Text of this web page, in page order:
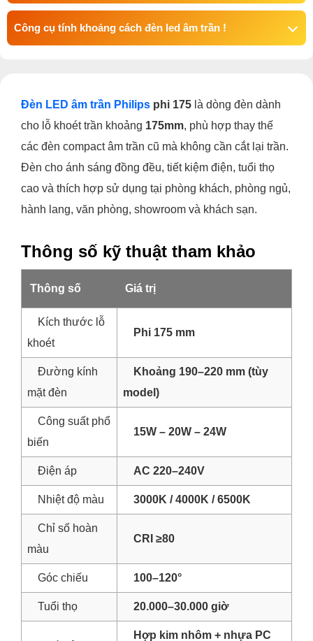
Công cụ tính khoảng cách đèn led âm trần !
Đèn LED âm trần Philips phi 175 là dòng đèn dành
cho lỗ khoét trần khoảng 175mm, phù hợp thay thế
các đèn compact âm trần cũ mà không cần cắt lại trần.
Đèn cho ánh sáng đồng đều, tiết kiệm điện, tuổi thọ
cao và thích hợp sử dụng tại phòng khách, phòng ngủ,
hành lang, văn phòng, showroom và khách sạn.
Thông số kỹ thuật tham khảo
Thông số Giá trị
Kích thước lỗ
khoét
Phi 175 mm
Đường kính
mặt đèn
Khoảng 190–220 mm (tùy
model)
Công suất phổ
biến
15W – 20W – 24W
Điện áp AC 220–240V
Nhiệt độ màu 3000K / 4000K / 6500K
Chỉ số hoàn
màu
CRI ≥80
Góc chiếu 100–120°
Tuổi thọ 20.000–30.000 giờ
Hợp kim nhôm + nhựa PC